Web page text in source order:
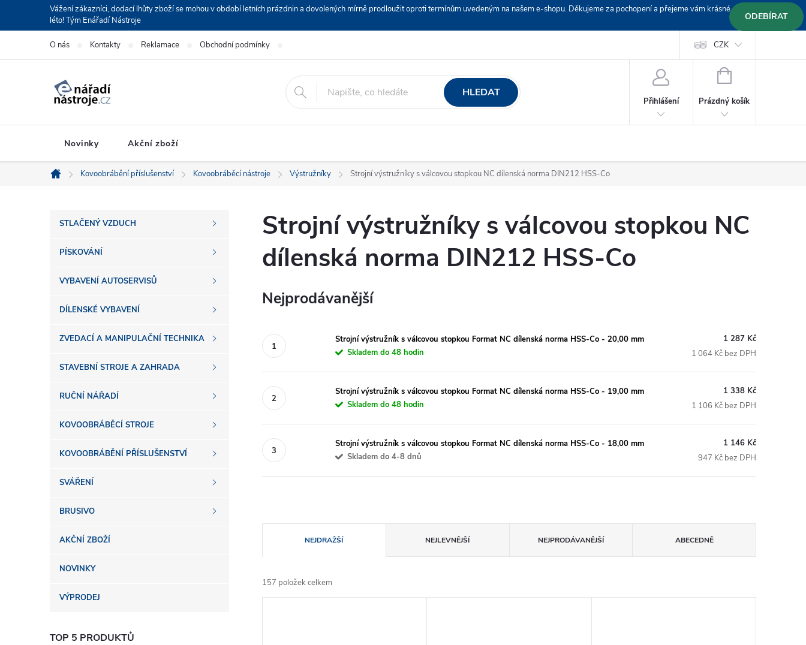
Vážení zákazníci, dodací lhůty zboží se mohou v období letních prázdnin a dovolených mírně prodloužit oproti termínům uvedeným na našem e-shopu. Děkujeme za pochopení a přejeme vám krásné
léto! Tým Enářadí Nástroje
O nás Kontakty Reklamace Obchodní podmínky Platba GoPay +420 603 319382
CZK
HLEDAT
Přihlášení
NÁKUPNÍ
Prázdný košík
Novinky Akční zboží
Domů
Kovoobrábění příslušenství Kovoobráběcí nástroje Výstružníky Strojní výstružníky s válcovou stopkou NC dílenská norma DIN212 HSS-Co
P
o
s
a
n
n
p
a
n
STLAČENÝ VZDUCH
PÍSKOVÁNÍ
VYBAVENÍ AUTOSERVISŮ
DÍLENSKÉ VYBAVENÍ
ZVEDACÍ A MANIPULAČNÍ TECHNIKA
STAVEBNÍ STROJE A ZAHRADA
RUČNÍ NÁŘADÍ
KOVOOBRÁBĚCÍ STROJE
KOVOOBRÁBĚNÍ PŘÍSLUŠENSTVÍ
SVÁŘENÍ
BRUSIVO
AKČNÍ ZBOŽÍ
NOVINKY
VÝPRODEJ
TOP 5 PRODUKTŮ
ODEBÍRAT
Strojní výstružníky s válcovou stopkou NC
dílenská norma DIN212 HSS-Co
Nejprodávanější
Strojní výstružník s válcovou stopkou Format NC dílenská norma HSS-Co - 20,00 mm
Skladem do 48 hodin
1 287 Kč
1 064 Kč bez DPH
Strojní výstružník s válcovou stopkou Format NC dílenská norma HSS-Co - 19,00 mm
Skladem do 48 hodin
1 338 Kč
1 106 Kč bez DPH
Strojní výstružník s válcovou stopkou Format NC dílenská norma HSS-Co - 18,00 mm
Skladem do 4-8 dnů
1 146 Kč
947 Kč bez DPH
a
z
NEJDRAŽŠÍ NEJLEVNĚJŠÍ NEJPRODÁVANĚJŠÍ ABECEDNĚ
157 položek celkem